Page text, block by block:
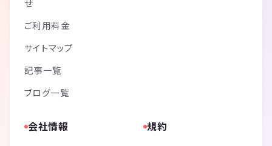
せ
ご利用料金
サイトマップ
記事一覧
ブログ一覧
会社情報 規約